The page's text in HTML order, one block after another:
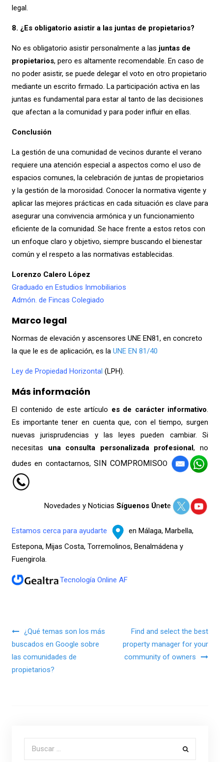
legal.
8. ¿Es obligatorio asistir a las juntas de propietarios?
No es obligatorio asistir personalmente a las juntas de
propietarios, pero es altamente recomendable. En caso de
no poder asistir, se puede delegar el voto en otro propietario
mediante un escrito firmado. La participación activa en las
juntas es fundamental para estar al tanto de las decisiones
que afectan a la comunidad y para poder influir en ellas.
Conclusión
La gestión de una comunidad de vecinos durante el verano
requiere una atención especial a aspectos como el uso de
espacios comunes, la celebración de juntas de propietarios
y la gestión de la morosidad. Conocer la normativa vigente y
aplicar las mejores prácticas en cada situación es clave para
asegurar una convivencia armónica y un funcionamiento
eficiente de la comunidad. Se hace frente a estos retos con
un enfoque claro y objetivo, siempre buscando el bienestar
común y el respeto a las normativas establecidas.
Lorenzo Calero López
Graduado en Estudios Inmobiliarios
Admón. de Fincas Colegiado
Marco legal
Normas de elevación y ascensores UNE EN81, en concreto
la que le es de aplicación, es la UNE EN 81/40
Ley de Propiedad Horizontal (LPH).
Más información
El contenido de este artículo es de carácter informativo.
Es importante tener en cuenta que, con el tiempo, surgen
nuevas jurisprudencias y las leyes pueden cambiar. Si
necesitas una consulta personalizada profesional, no
dudes en contactarnos,SIN COMPROMISOO
Novedades y NoticiasSíguenos Únete
Estamos cerca para ayudarte
en Málaga, Marbella,
Estepona, Mijas Costa, Torremolinos, Benalmádena y
Fuengirola.
Tecnología Online AF
Navegación de entradas
¿Qué temas son los más
buscados en Google sobre
las comunidades de
propietarios?
Find and select the best
property manager for your
community of owners
Buscar por: